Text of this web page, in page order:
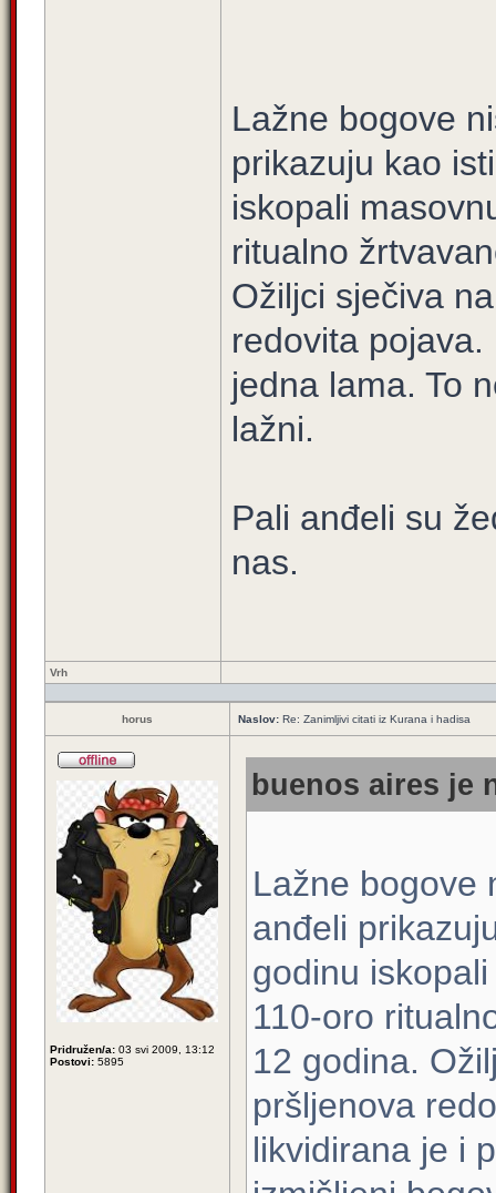
Lažne bogove
prikazuju kao
iskopali
ritualno
Ožiljci sječiva
redovita
jedna lama. To
lažni.
Pali anđeli su
nas.
Vrh
horus Naslov: Re: Zanimljivi citati iz Kurana i hadisa
Pridružen/a: 03 svi 2009, 13:12
Postovi: 5895
buenos aires je
Lažne bogove
anđeli
godinu
110-oro
12 godina.
pršljenova
likvidirana je i